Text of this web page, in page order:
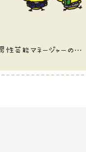
男性芸能マネージャーのひよこのイラスト